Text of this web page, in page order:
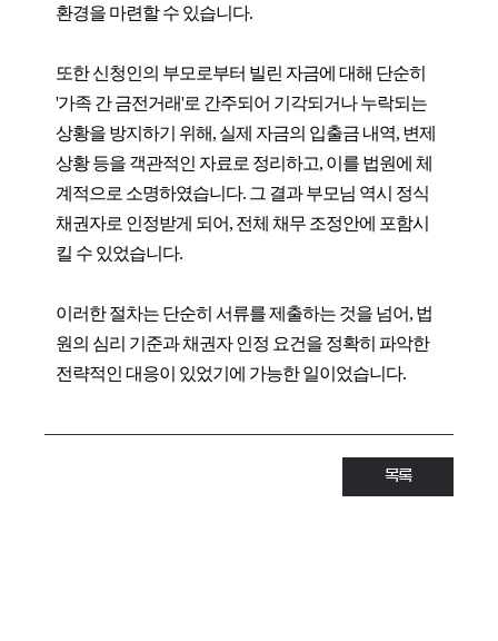
환경을 마련할 수 있습니다.
또한 신청인의 부모로부터 빌린 자금에 대해 단순히
'가족 간 금전거래'로 간주되어 기각되거나 누락되는
상황을 방지하기 위해, 실제 자금의 입출금 내역, 변제
상황 등을 객관적인 자료로 정리하고, 이를 법원에 체
계적으로 소명하였습니다. 그 결과 부모님 역시 정식
채권자로 인정받게 되어, 전체 채무 조정안에 포함시
킬 수 있었습니다.
이러한 절차는 단순히 서류를 제출하는 것을 넘어, 법
원의 심리 기준과 채권자 인정 요건을 정확히 파악한
전략적인 대응이 있었기에 가능한 일이었습니다.
목록